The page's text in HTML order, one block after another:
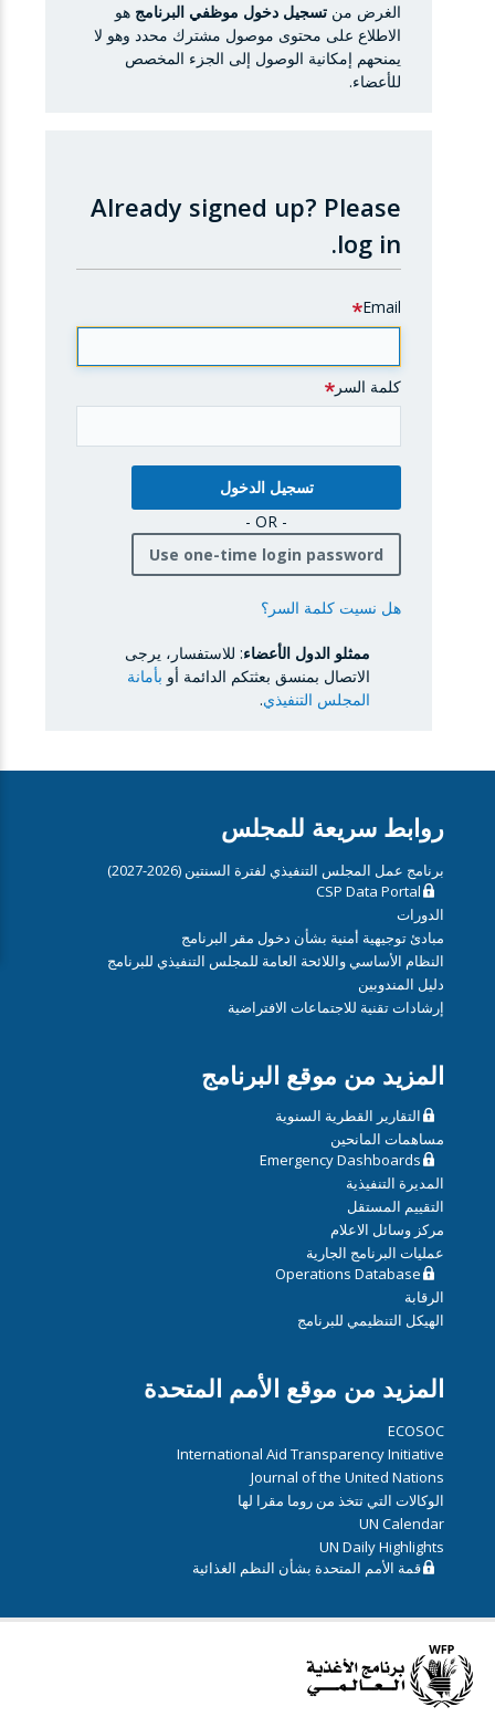
الغرض من تسجيل دخول موظفي البرنامج هو
الاطلاع على محتوى موصول مشترك محدد وهو لا
يمنحهم إمكانية الوصول إلى الجزء المخصص
للأعضاء.
Already signed up? Please
log in.
Email
كلمة السر
- OR -
Use one-time login password
هل نسيت كلمة السر؟
ممثلو الدول الأعضاء: للاستفسار، يرجى
الاتصال بمنسق بعثتكم الدائمة أو بأمانة
المجلس التنفيذي.
روابط سريعة للمجلس
برنامج عمل المجلس التنفيذي لفترة السنتين (2026-2027)
CSP Data Portal
الدورات
مبادئ توجيهية أمنية بشأن دخول مقر البرنامج
النظام الأساسي واللائحة العامة للمجلس التنفيذي للبرنامج
دليل المندوبين
إرشادات تقنية للاجتماعات الافتراضية
المزيد من موقع البرنامج
التقارير القطرية السنوية
مساهمات المانحين
Emergency Dashboards
المديرة التنفيذية
التقييم المستقل
مركز وسائل الاعلام
عمليات البرنامج الجارية
Operations Database
الرقابة
الهيكل التنظيمي للبرنامج
المزيد من موقع الأمم المتحدة
ECOSOC
International Aid Transparency Initiative
Journal of the United Nations
الوكالات التي تتخذ من روما مقرا لها
UN Calendar
UN Daily Highlights
قمة الأمم المتحدة بشأن النظم الغذائية